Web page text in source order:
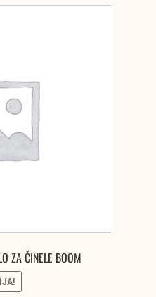
ZA ČINELE BOOM